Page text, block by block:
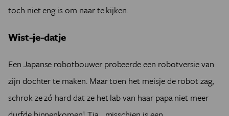
toch niet eng is om naar te kijken.
Wist-je-datje
Een Japanse robotbouwer probeerde een robotversie van
zijn dochter te maken. Maar toen het meisje de robot zag,
schrok ze zó hard dat ze het lab van haar papa niet meer